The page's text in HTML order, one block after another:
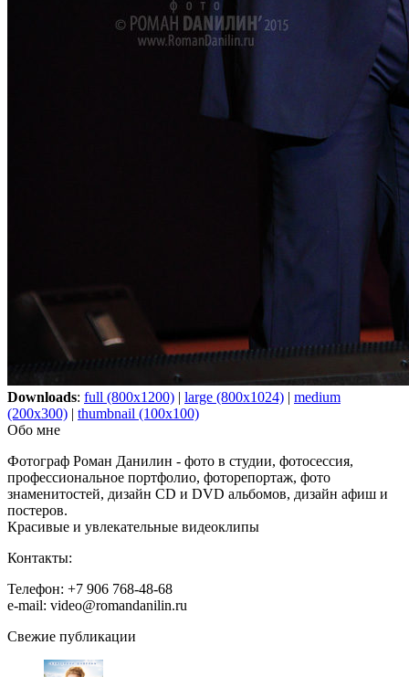
Downloads: full (800x1200) | large (800x1024) | medium
(200x300) | thumbnail (100x100)
Обо мне
Фотограф Роман Данилин - фото в студии, фотосессия,
профессиональное портфолио, фоторепортаж, фото
знаменитостей, дизайн CD и DVD альбомов, дизайн афиш и
постеров.
Красивые и увлекательные видеоклипы
Контакты:
Телефон: +7 906 768-48-68
e-mail: video@romandanilin.ru
Свежие публикации